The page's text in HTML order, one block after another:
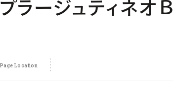
プラージュティネオＢ
Page Location